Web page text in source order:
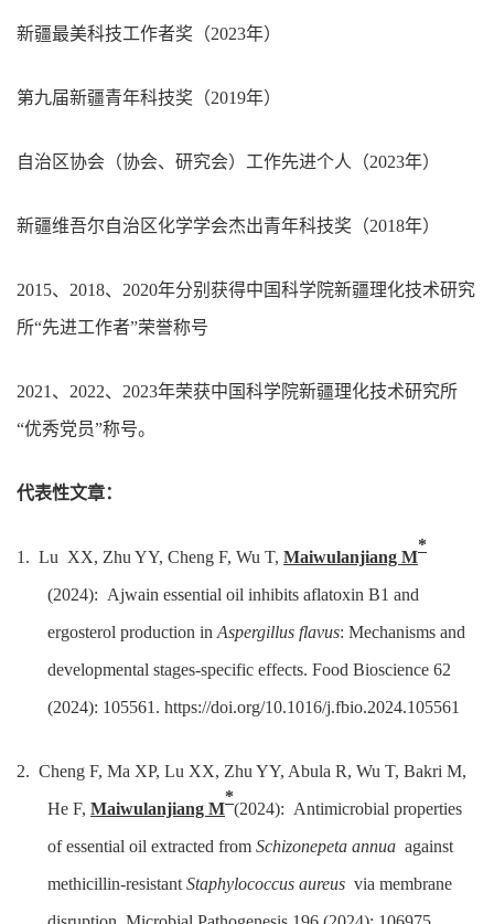
新疆最美科技工作者奖（2023年）
第九届新疆青年科技奖（2019年）
自治区协会（协会、研究会）工作先进个人（2023年）
新疆维吾尔自治区化学学会杰出青年科技奖（2018年）
2015、2018、2020年分别获得中国科学院新疆理化技术研究
所“先进工作者”荣誉称号
2021、2022、2023年荣获中国科学院新疆理化技术研究所
“优秀党员”称号。
代表性文章：
1. Lu XX, Zhu YY, Cheng F, Wu T, Maiwulanjiang M
*
(2024): Ajwain essential oil inhibits aflatoxin B1 and
ergosterol production inAspergillus flavus: Mechanisms and
developmental stages-specific effects. Food Bioscience 62
(2024): 105561. https://doi.org/10.1016/j.fbio.2024.105561
2. Cheng F, Ma XP, Lu XX, Zhu YY, Abula R, Wu T, Bakri M,
He F, Maiwulanjiang M
*
(2024): Antimicrobial properties
of essential oil extracted from Schizonepeta annua against
methicillin-resistantStaphylococcus aureus via membrane